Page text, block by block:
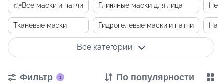
👉Все маски и патчи
Тканевые маски
Глиняные маски для лица
Гидрогелевые маски и патчи
Все категории
Фильтр 1 По популярности